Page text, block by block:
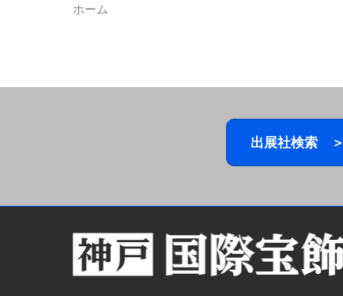
ホーム
出展社検索 ＞